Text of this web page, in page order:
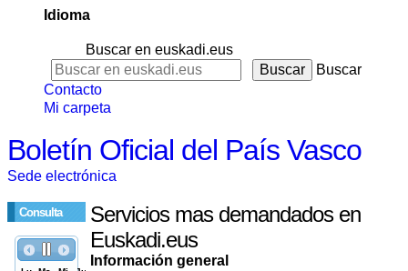
Idioma
Buscar en euskadi.eus
Buscar
Contacto
Mi carpeta
Boletín Oficial del País Vasco
Sede electrónica
Consulta
Servicios mas demandados en
Euskadi.eus
Información general